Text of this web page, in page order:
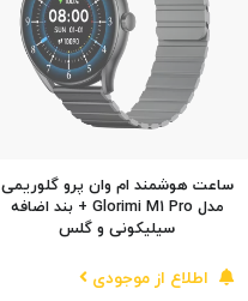
ساعت هوشمند ام وان پرو گلوریمی
مدل Glorimi M1 Pro + بند اضافه
سیلیکونی و گلس
اطلاع از موجودی